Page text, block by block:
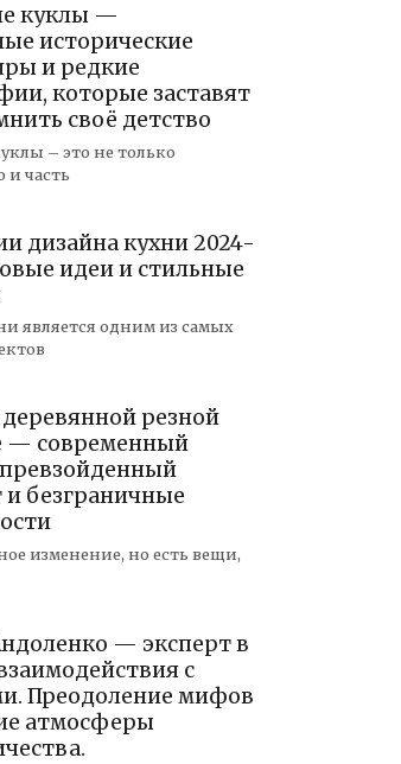
куклы —
исторические
и редкие
которые заставят
своё детство
– это не только
и часть
дизайна кухни 2024-
идеи и стильные
является одним из самых
резной
— современный
безграничные
изменение, но есть вещи,
— эксперт в
с
Преодоление мифов
атмосферы